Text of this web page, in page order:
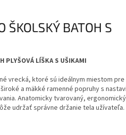
BATOH S
PLYŠOVÁ LÍŠKA S UŠIKAMI
vrecká, ktoré sú ideálnym miestom
a mäkké ramenné popruhy s
Anatomicky tvarovaný,
udržať správne držanie tela užívateľa.